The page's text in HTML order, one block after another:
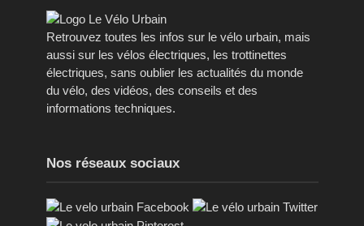
Retrouvez toutes les infos sur le vélo urbain, mais
aussi sur les vélos électriques, les trottinettes
électriques, sans oublier les actualités du monde
du vélo, des vidéos, des conseils et des
informations techniques.
Nos réseaux sociaux